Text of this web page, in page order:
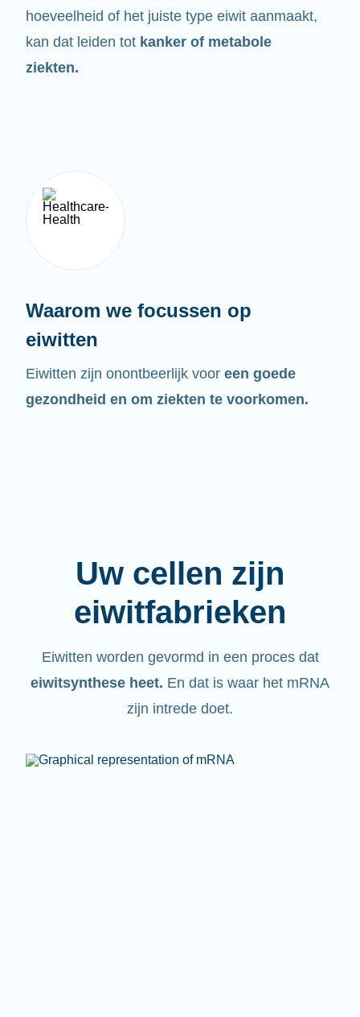
hoeveelheid of het juiste type eiwit aanmaakt,
kan dat leiden tot kanker of metabole
ziekten.
Waarom we focussen op
eiwitten
Eiwitten zijn onontbeerlijk voor een goede
gezondheid en om ziekten te voorkomen.
Uw cellen zijn
eiwitfabrieken
Eiwitten worden gevormd in een proces dat
eiwitsynthese heet. En dat is waar het mRNA
zijn intrede doet.